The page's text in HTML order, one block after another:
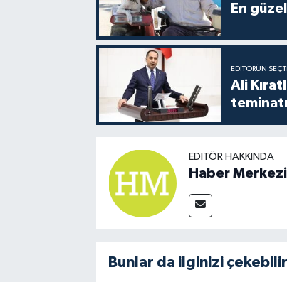
En
EDITÖRÜN
Ali
EDITÖR HAKKINDA
Haber Merkezi
Bunlar da ilginizi çekebilir